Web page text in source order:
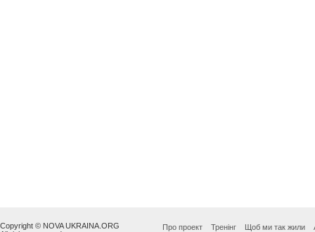
Copyright © NOVA UKRAINA.ORG
Про проект Тренінг Щоб ми так жили